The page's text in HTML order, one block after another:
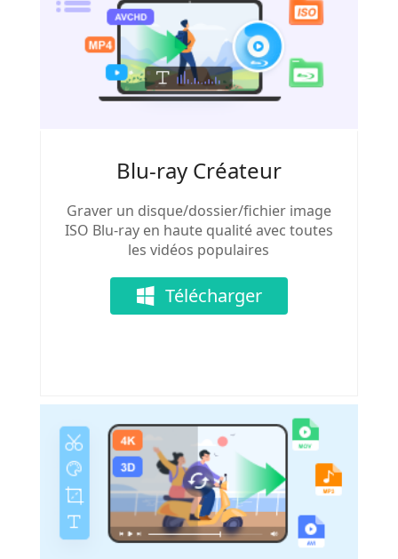
Blu-ray Créateur
Graver un disque/dossier/fichier image
ISO Blu-ray en haute qualité avec toutes
les vidéos populaires
Télécharger